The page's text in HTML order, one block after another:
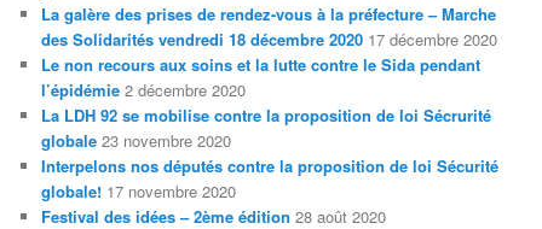
La galère des prises de rendez-vous à la préfecture – Marche
des Solidarités vendredi 18 décembre 2020 17 décembre 2020
Le non recours aux soins et la lutte contre le Sida pendant
l’épidémie 2 décembre 2020
La LDH 92 se mobilise contre la proposition de loi Sécrurité
globale 23 novembre 2020
Interpelons nos députés contre la proposition de loi Sécurité
globale! 17 novembre 2020
Festival des idées – 2ème édition 28 août 2020